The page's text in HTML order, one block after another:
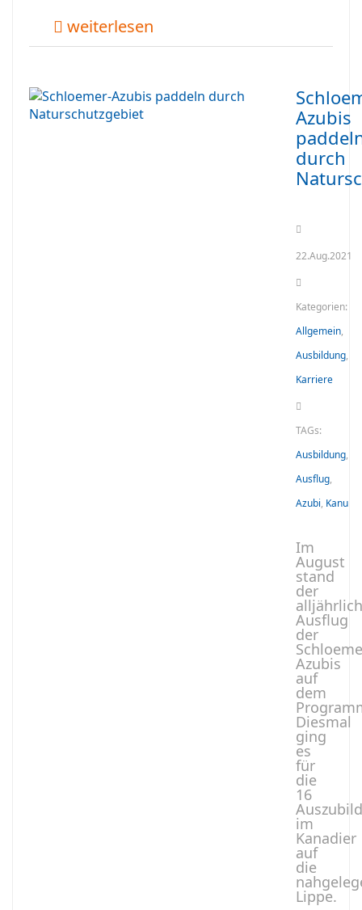
weiterlesen
Azubis
durch
22.Aug.2021
Kategorien:
Allgemein,
Ausbildung,
Karriere
TAGs:
Ausbildung,
Ausflug,
Azubi, Kanu
Im
August
stand
der
Ausflug
der
Azubis
auf
dem
Diesmal
ging
es
für
die
16
im
Kanadier
auf
die
Lippe.